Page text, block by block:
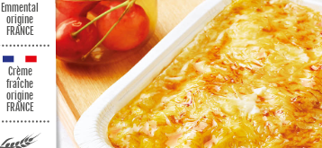
Emmental
origine
FRANCE
Crème
fraîche
origine
FRANCE